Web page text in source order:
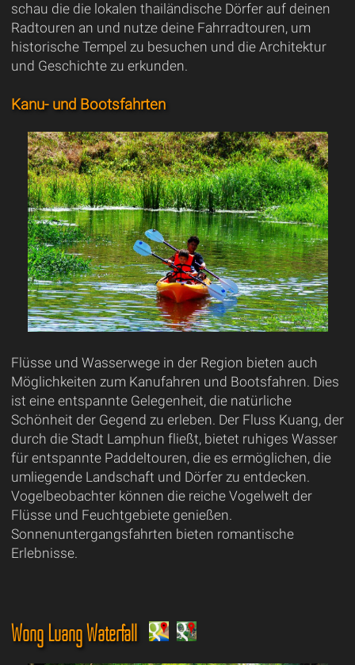
schau die die lokalen thailändische Dörfer auf deinen
Radtouren an und nutze deine Fahrradtouren, um
historische Tempel zu besuchen und die Architektur
und Geschichte zu erkunden.
Kanu- und Bootsfahrten
Flüsse und Wasserwege in der Region bieten auch
Möglichkeiten zum Kanufahren und Bootsfahren. Dies
ist eine entspannte Gelegenheit, die natürliche
Schönheit der Gegend zu erleben. Der Fluss Kuang, der
durch die Stadt Lamphun fließt, bietet ruhiges Wasser
für entspannte Paddeltouren, die es ermöglichen, die
umliegende Landschaft und Dörfer zu entdecken.
Vogelbeobachter können die reiche Vogelwelt der
Flüsse und Feuchtgebiete genießen.
Sonnenuntergangsfahrten bieten romantische
Erlebnisse.
Wong Luang Waterfall